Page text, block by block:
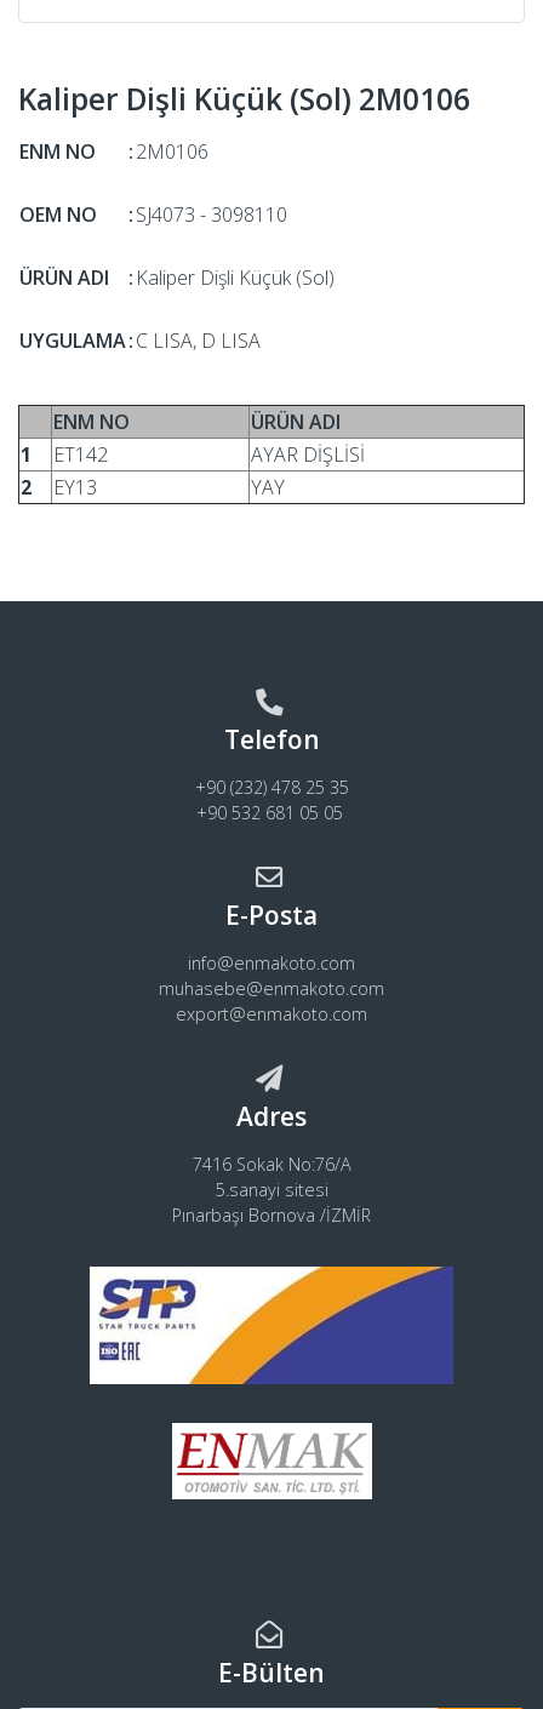
Kaliper Dişli Küçük (Sol) 2M0106
ENM NO :2M0106
OEM NO :SJ4073 - 3098110
ÜRÜN ADI : Kaliper Dişli Küçük (Sol)
UYGULAMA:C LISA, D LISA
ENM NO
ÜRÜN ADI
1
ET142
AYAR DİŞLİSİ
2
EY13 YAY
Telefon
+90 (232) 478 25 35
+90 532 681 05 05
E-Posta
info@enmakoto.com
muhasebe@enmakoto.com
export@enmakoto.com
Adres
7416 Sokak No:76/A
5.sanayi sitesi
Pınarbaşı Bornova /İZMİR
E-Bülten